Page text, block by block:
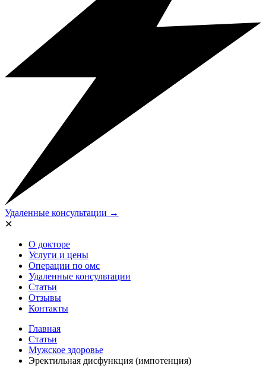
Удаленные консультации →
✕
О докторе
Услуги и цены
Операции по омс
Удаленные консультации
Статьи
Отзывы
Контакты
Главная
Статьи
Мужское здоровье
Эректильная дисфункция (импотенция)